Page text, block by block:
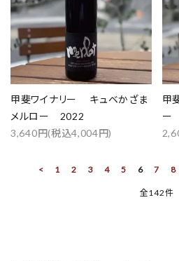
甲斐ワイナリー キュベかざま
メルロー 2022
3,640円(税込4,004円)
甲
ー
< 1 2 3 4 5 6 7 8
全142件